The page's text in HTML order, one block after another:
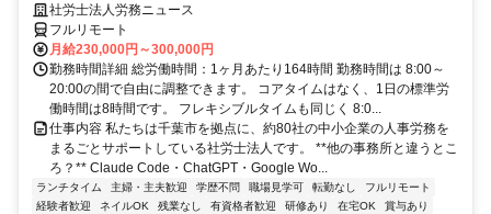
社労士法人労務ニュース
フルリモート
月給230,000円～300,000円
勤務時間詳細 総労働時間：1ヶ月あたり164時間 勤務時間は 8:00～
20:00の間で自由に調整できます。 コアタイムはなく、1日の標準労
働時間は8時間です。 フレキシブルタイムも同じく 8:0...
仕事内容 私たちは千葉市を拠点に、約80社の中小企業の人事労務を
まるごとサポートしている社労士法人です。 **他の事務所と違うとこ
ろ？** Claude Code・ChatGPT・Google Wo...
ランチタイム 主婦・主夫歓迎 学歴不問 職場見学可 転勤なし
フルリモート
経験者歓迎
ネイルOK 残業なし 有資格者歓迎 研修あり 在宅OK
賞与あり